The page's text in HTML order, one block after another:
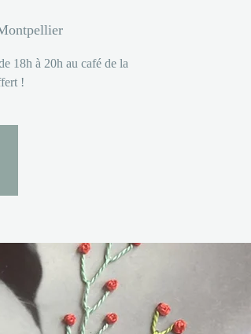
18h à 20h au café de la
!